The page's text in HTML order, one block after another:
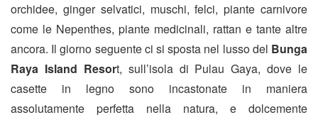
orchidee, ginger selvatici, muschi, felci, piante carnivore
come le Nepenthes, piante medicinali, rattan e tante altre
ancora. Il giorno seguente ci si sposta nel lusso del Bunga
Raya Island Resort, sull’isola di Pulau Gaya, dove le
casette in legno sono incastonate in maniera
assolutamente perfetta nella natura, e dolcemente